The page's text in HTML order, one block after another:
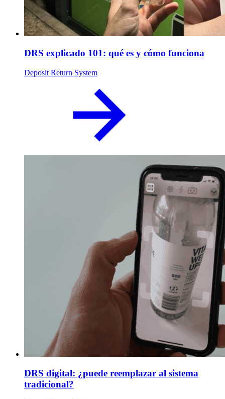
DRS explicado 101: qué es y cómo funciona
Deposit Return System
DRS digital: ¿puede reemplazar al sistema
tradicional?